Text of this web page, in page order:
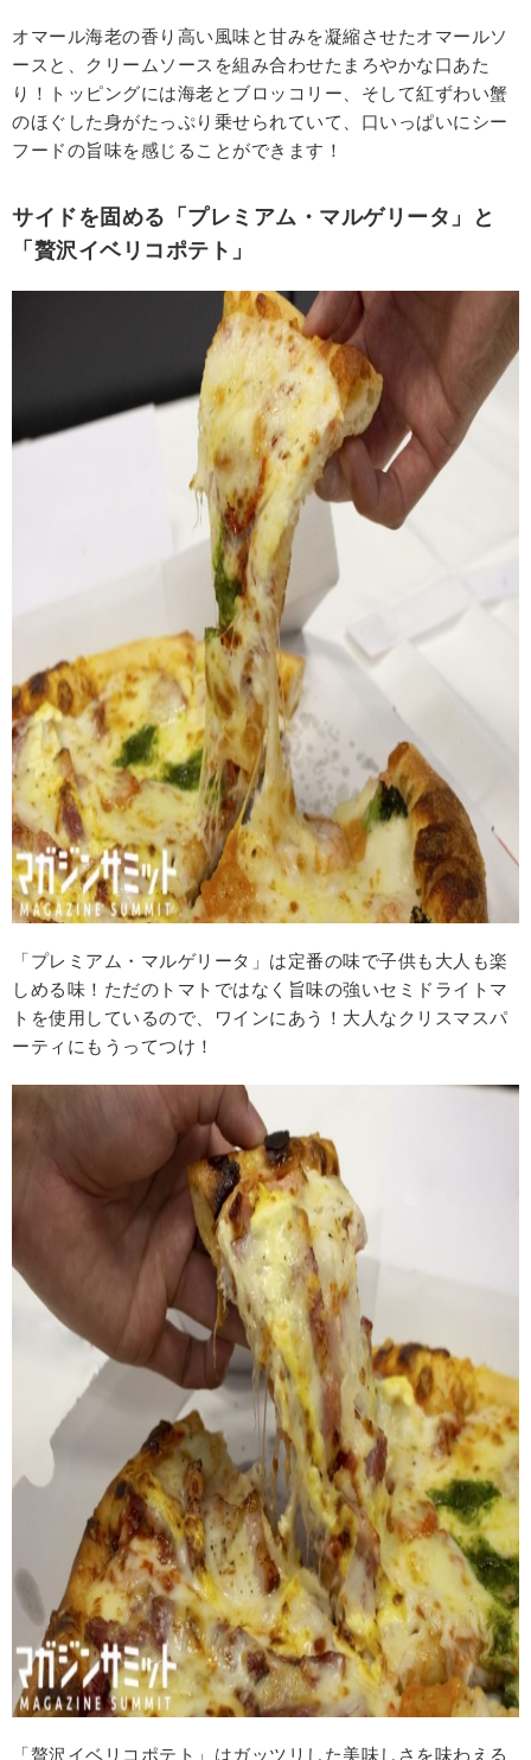
オマール海老の香り高い風味と甘みを凝縮させたオマールソ
ースと、クリームソースを組み合わせたまろやかな口あた
り！トッピングには海老とブロッコリー、そして紅ずわい蟹
のほぐした身がたっぷり乗せられていて、口いっぱいにシー
フードの旨味を感じることができます！
サイドを固める「プレミアム・マルゲリータ」と
「贅沢イベリコポテト」
「プレミアム・マルゲリータ」は定番の味で子供も大人も楽
しめる味！ただのトマトではなく旨味の強いセミドライトマ
トを使用しているので、ワインにあう！大人なクリスマスパ
ーティにもうってつけ！
「贅沢イベリコポテト」はガッツリした美味しさを味わえる